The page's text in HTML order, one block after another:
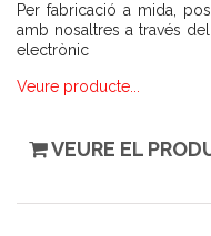
Per fabricació a mida,
amb nosaltres a través
electrònic
Veure producte...
VEURE EL